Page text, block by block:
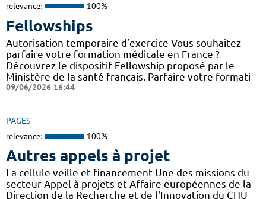
relevance: 100%
Fellowships
Autorisation temporaire d’exercice Vous souhaitez
parfaire votre formation médicale en France ?
Découvrez le dispositif Fellowship proposé par le
Ministère de la santé français. Parfaire votre formati
09/06/2026 16:44
PAGES
relevance: 100%
Autres appels à projet
La cellule veille et financement Une des missions du
secteur Appel à projets et Affaire européennes de la
Direction de la Recherche et de l'Innovation du CHU